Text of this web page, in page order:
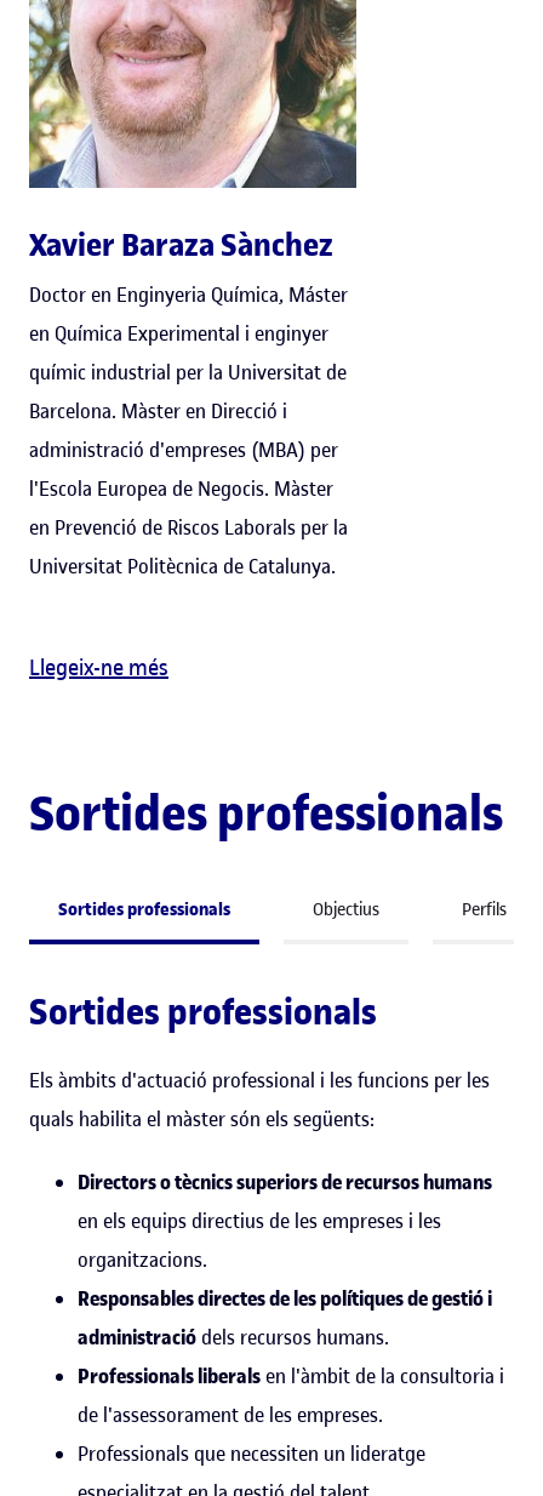
Xavier Baraza Sànchez
Doctor en Enginyeria Química, Máster
en Química Experimental i enginyer
químic industrial per la Universitat de
Barcelona. Màster en Direcció i
administració d'empreses (MBA) per
l'Escola Europea de Negocis. Màster
en Prevenció de Riscos Laborals per la
Universitat Politècnica de Catalunya.
Llegeix-ne més
Sortides professionals
Sortides professionals Objectius Perfils
Sortides professionals
Els àmbits d'actuació professional i les funcions per les
quals habilita el màster són els següents:
Directors o tècnics superiors de recursos humans
en els equips directius de les empreses i les
organitzacions.
Responsables directes de les polítiques de gestió i
administració dels recursos humans.
Professionals liberalsen l'àmbit de la consultoria i
de l'assessorament de les empreses.
Professionals que necessiten un lideratge